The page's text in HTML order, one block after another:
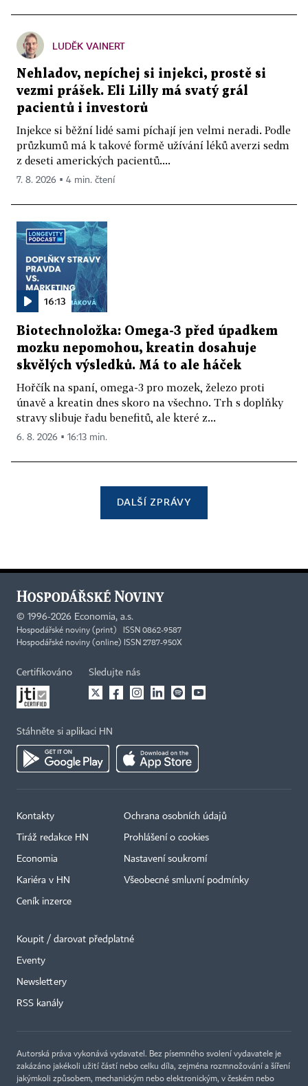
LUDĚK VAINERT
Nehladov, nepíchej si injekci, prostě si
vezmi prášek. Eli Lilly má svatý grál
pacientů i investorů
Injekce si běžní lidé sami píchají jen velmi neradi. Podle
průzkumů má k takové formě užívání léků averzi sedm
z deseti amerických pacientů....
7. 8. 2026 ▪ 4 min. čtení
16:13
Biotechnoložka: Omega-3 před úpadkem
mozku nepomohou, kreatin dosahuje
skvělých výsledků. Má to ale háček
Hořčík na spaní, omega-3 pro mozek, železo proti
únavě a kreatin dnes skoro na všechno. Trh s doplňky
stravy slibuje řadu benefitů, ale které z...
6. 8. 2026 ▪ 16:13 min.
DALŠÍ ZPRÁVY
© 1996-2026 Economia, a.s.
Hospodářské noviny (print) ISSN 0862-9587
Hospodářské noviny (online) ISSN 2787-950X
Certifikováno Sledujte nás
Stáhněte si aplikaci HN
Kontakty
Tiráž redakce HN
Economia
Kariéra v HN
Ceník inzerce
Ochrana osobních údajů
Prohlášení o cookies
Nastavení soukromí
Všeobecné smluvní podmínky
Koupit / darovat předplatné
Eventy
Newslettery
RSS kanály
Autorská práva vykonává vydavatel. Bez písemného svolení vydavatele je
zakázáno jakékoli užití částí nebo celku díla, zejména rozmnožování a šíření
jakýmkoli způsobem, mechanickým nebo elektronickým, v českém nebo